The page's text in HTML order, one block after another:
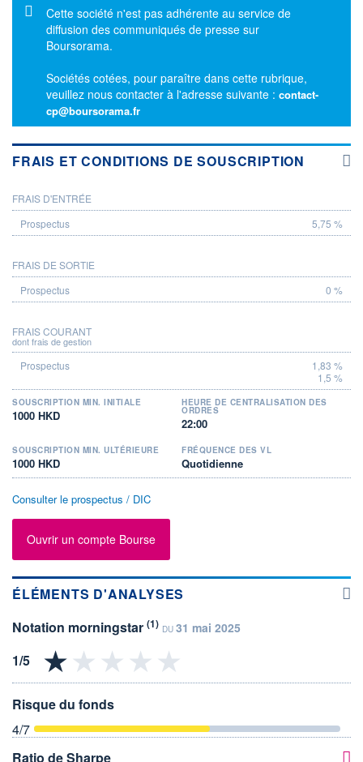
Message d'information
Cette société n'est pas adhérente au service de
diffusion des communiqués de presse sur
Boursorama.
Sociétés cotées, pour paraître dans cette rubrique,
veuillez nous contacter à l'adresse suivante : contact-
cp@boursorama.fr
FRAIS ET CONDITIONS DE SOUSCRIPTION
PROSPECTUS
FRAIS D'ENTRÉE
5,75 %
FRAIS DE SORTIE
0 %
FRAIS COURANT
dont frais de gestion
1,83 %
1,5 %
SOUSCRIPTION MIN. INITIALE
1000 HKD
HEURE DE CENTRALISATION DES
ORDRES
22:00
SOUSCRIPTION MIN. ULTÉRIEURE
1000 HKD
FRÉQUENCE DES VL
Quotidienne
Consulter le prospectus / DIC
Ouvrir un compte Bourse
ÉLÉMENTS D'ANALYSES
Notation morningstar (1) DU 31 mai 2025
Risque du fonds
4/7
Ratio de Sharpe